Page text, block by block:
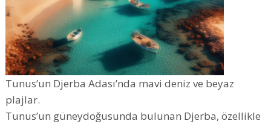
Tunus’un Djerba Adası’nda mavi deniz ve beyaz
plajlar.
Tunus’un güneydoğusunda bulunan Djerba, özellikle